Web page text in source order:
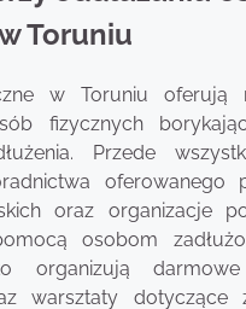
Toruniu
w Toruniu oferują
fizycznych
Przede
oferowanego
oraz organizacje
osobom
organizują darmowe
warsztaty dotyczące